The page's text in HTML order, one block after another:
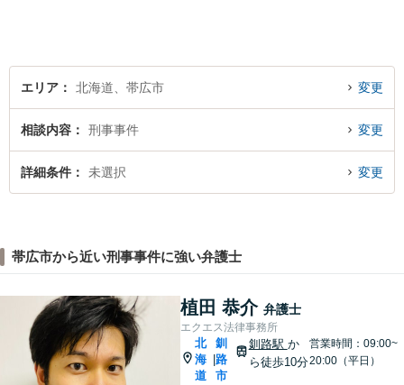
エリア 北海道、帯広市 変更
相談内容 刑事事件 変更
詳細条件 未選択 変更
帯広市から近い刑事事件に強い弁護士
植田 恭介 弁護士
エクエス法律事務所
北
海
道
釧
路
市
釧路駅 か
ら徒歩10分
営業時間：09:00~
20:00（平日）